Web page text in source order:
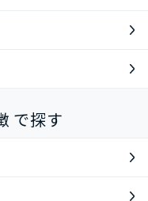
で探す